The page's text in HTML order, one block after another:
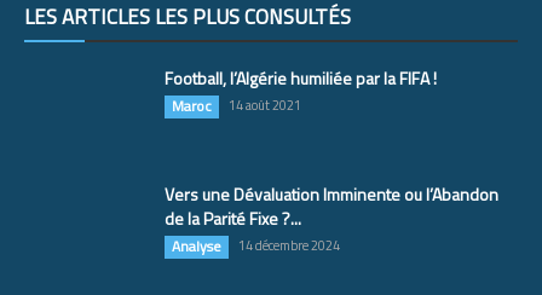
LES ARTICLES LES PLUS CONSULTÉS
Football, l’Algérie humiliée par la FIFA !
Maroc 14 août 2021
Vers une Dévaluation Imminente ou l’Abandon
de la Parité Fixe ?...
Analyse 14 décembre 2024